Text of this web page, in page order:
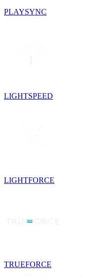
PLAYSYNC
LIGHTSPEED
LIGHTFORCE
TRUEFORCE